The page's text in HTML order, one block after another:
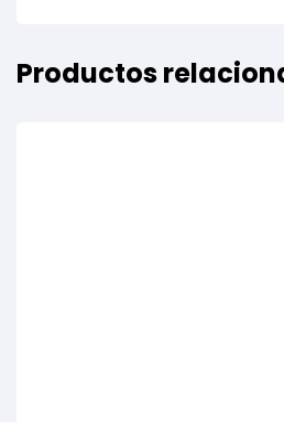
Productos